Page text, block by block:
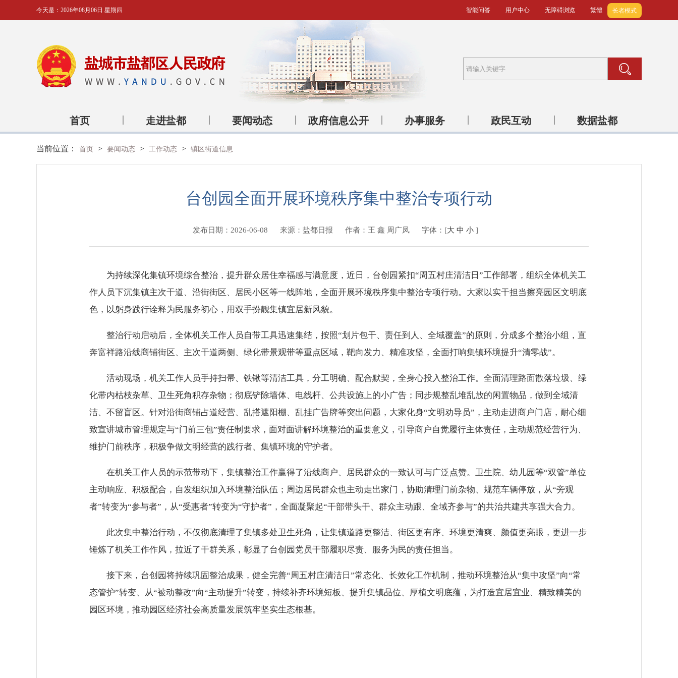
智能问答 用户中心 无障碍浏览 繁體 长者模式
今天是： 2026年08月06日 星期四
首页 走进盐都 要闻动态 政府信息公开 办事服务 政民互动 数据盐都
当前位置： 首页 > 要闻动态 > 工作动态 > 镇区街道信息
台创园全面开展环境秩序集中整治专项行动
发布日期：2026-06-08 来源：盐都日报 作者：王 鑫 周广凤 字体：[大 中 小]
为持续深化集镇环境综合整治，提升群众居住幸福感与满意度，近日，台创园紧扣“周五村庄清洁日”工作部署，组织全体机关工
作人员下沉集镇主次干道、沿街街区、居民小区等一线阵地，全面开展环境秩序集中整治专项行动。大家以实干担当擦亮园区文明底
色，以躬身践行诠释为民服务初心，用双手扮靓集镇宜居新风貌。
整治行动启动后，全体机关工作人员自带工具迅速集结，按照“划片包干、责任到人、全域覆盖”的原则，分成多个整治小组，直
奔富祥路沿线商铺街区、主次干道两侧、绿化带景观带等重点区域，靶向发力、精准攻坚，全面打响集镇环境提升“清零战”。
活动现场，机关工作人员手持扫帚、铁锹等清洁工具，分工明确、配合默契，全身心投入整治工作。全面清理路面散落垃圾、绿
化带内枯枝杂草、卫生死角积存杂物；彻底铲除墙体、电线杆、公共设施上的小广告；同步规整乱堆乱放的闲置物品，做到全域清
洁、不留盲区。针对沿街商铺占道经营、乱搭遮阳棚、乱挂广告牌等突出问题，大家化身“文明劝导员”，主动走进商户门店，耐心细
致宣讲城市管理规定与“门前三包”责任制要求，面对面讲解环境整治的重要意义，引导商户自觉履行主体责任，主动规范经营行为、
维护门前秩序，积极争做文明经营的践行者、集镇环境的守护者。
在机关工作人员的示范带动下，集镇整治工作赢得了沿线商户、居民群众的一致认可与广泛点赞。卫生院、幼儿园等“双管”单位
主动响应、积极配合，自发组织加入环境整治队伍；周边居民群众也主动走出家门，协助清理门前杂物、规范车辆停放，从“旁观
者”转变为“参与者”，从“受惠者”转变为“守护者”，全面凝聚起“干部带头干、群众主动跟、全域齐参与”的共治共建共享强大合力。
此次集中整治行动，不仅彻底清理了集镇多处卫生死角，让集镇道路更整洁、街区更有序、环境更清爽、颜值更亮眼，更进一步
锤炼了机关工作作风，拉近了干群关系，彰显了台创园党员干部履职尽责、服务为民的责任担当。
接下来，台创园将持续巩固整治成果，健全完善“周五村庄清洁日”常态化、长效化工作机制，推动环境整治从“集中攻坚”向“常
态管护”转变、从“被动整改”向“主动提升”转变，持续补齐环境短板、提升集镇品位、厚植文明底蕴，为打造宜居宜业、精致精美的
园区环境，推动园区经济社会高质量发展筑牢坚实生态根基。